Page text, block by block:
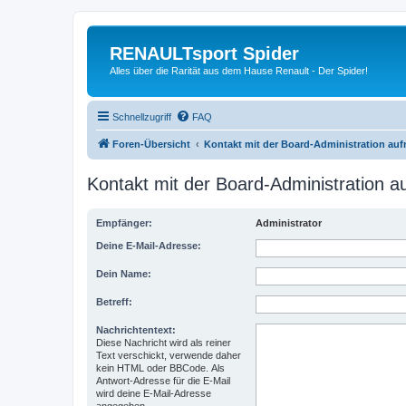
RENAULTsport Spider
Alles über die Rarität aus dem Hause Renault - Der Spider!
Schnellzugriff FAQ
Foren-Übersicht Kontakt mit der Board-Administration
Kontakt mit der Board-Administration
Empfänger: Administrator
Deine E-Mail-Adresse:
Dein Name:
Betreff:
Nachrichtentext:
Diese Nachricht wird als reiner
Text verschickt, verwende daher
kein HTML oder BBCode. Als
Antwort-Adresse für die E-Mail
wird deine E-Mail-Adresse